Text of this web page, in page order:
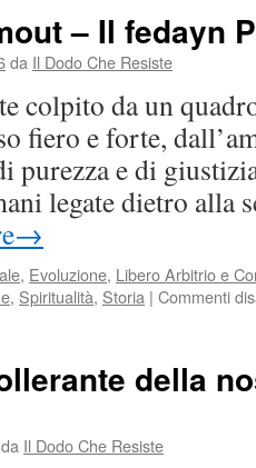
– Il fedayn
da Il Dodo Che Resiste
colpito da un
fiero e forte,
purezza e di
legate dietro alla
→
, Evoluzione, Libero Arbitrio e
, Spiritualità, Storia | Commenti
della
da Il Dodo Che Resiste